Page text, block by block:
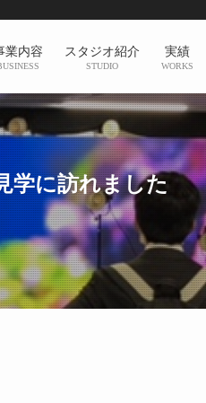
業内容 スタジオ紹介
STUDIO
実績
WORKS
学に訪れました